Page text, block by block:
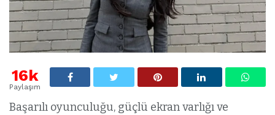
16k
Paylaşım
Başarılı oyunculuğu, güçlü ekran varlığı ve